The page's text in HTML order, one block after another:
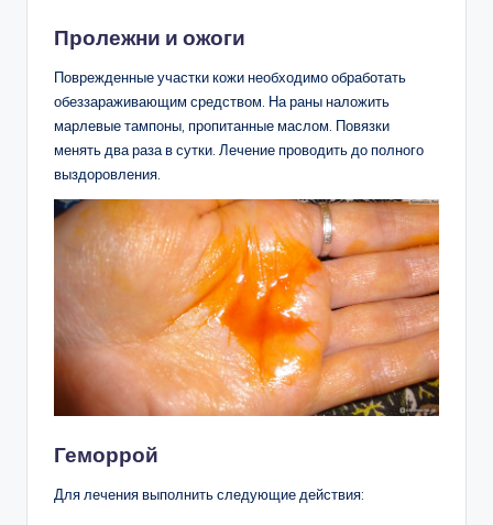
Пролежни и ожоги
Поврежденные участки кожи необходимо обработать
обеззараживающим средством. На раны наложить
марлевые тампоны, пропитанные маслом. Повязки
менять два раза в сутки. Лечение проводить до полного
выздоровления.
Геморрой
Для лечения выполнить следующие действия: